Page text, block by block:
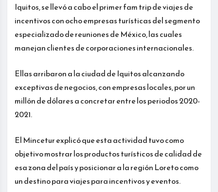
Iquitos, se llevó a cabo el primer fam trip de viajes de
incentivos con ocho empresas turísticas del segmento
especializado de reuniones de México, las cuales
manejan clientes de corporaciones internacionales.
Ellas arribaron a la ciudad de Iquitos alcanzando
exceptivas de negocios, con empresas locales, por un
millón de dólares a concretar entre los periodos 2020-
2021.
El Mincetur explicó que esta actividad tuvo como
objetivo mostrar los productos turísticos de calidad de
esa zona del país y posicionar a la región Loreto como
un destino para viajes para incentivos y eventos.